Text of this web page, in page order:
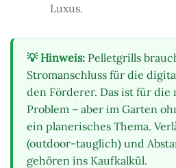
Luxus.
💡 Hinweis: Pelletgrills
Stromanschluss für die
den Förderer. Das ist für die
Problem – aber im Garten
ein planerisches Thema.
(outdoor-tauglich) und
gehören ins Kaufkalkül.